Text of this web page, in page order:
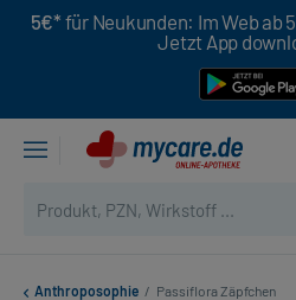
5€* für Neukunden: Im Web ab
Jetzt App
Anthroposophie / Passiflora Zäpfchen